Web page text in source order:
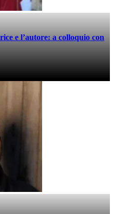
e l’autore: a colloquio con